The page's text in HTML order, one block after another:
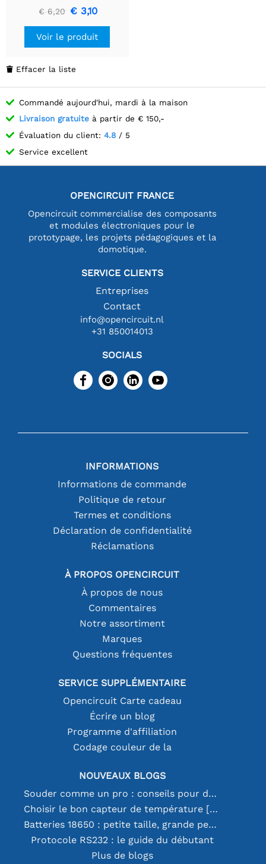
chaud (lot de 3)
€ 6,20 € 3,10
Voir le produit
 Effacer la liste
Commandé aujourd'hui, mardi à la maison
Livraison gratuite à partir de € 150,-
Évaluation du client: 4.8 / 5
Service excellent
OPENCIRCUIT FRANCE
Opencircuit commercialise des composants
et modules électroniques pour le
prototypage, les projets pédagogiques et la
domotique.
SERVICE CLIENTS
Entreprises
Contact
info@opencircuit.nl
+31 850014013
SOCIALS
INFORMATIONS
Informations de commande
Politique de retour
Termes et conditions
Déclaration de confidentialité
Réclamations
À PROPOS OPENCIRCUIT
À propos de nous
Commentaires
Notre assortiment
Marques
Questions fréquentes
SERVICE SUPPLÉMENTAIRE
Opencircuit Carte cadeau
Écrire un blog
Programme d'affiliation
Codage couleur de la
NOUVEAUX BLOGS
Souder comme un pro : conseils pour des connexions électroniques parfaites
Choisir le bon capteur de température [youtube]
Batteries 18650 : petite taille, grande performance
Protocole RS232 : le guide du débutant
Plus de blogs